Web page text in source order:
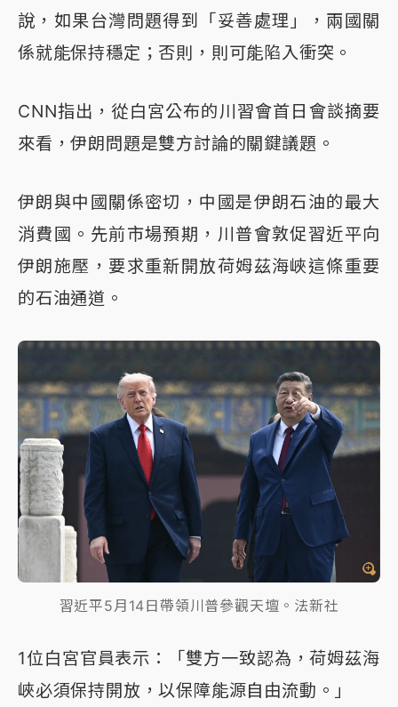
說，如果台灣問題得到「妥善處理」，兩國關
係就能保持穩定；否則，則可能陷入衝突。
CNN指出，從白宮公布的川習會首日會談摘要
來看，伊朗問題是雙方討論的關鍵議題。
伊朗與中國關係密切，中國是伊朗石油的最大
消費國。先前市場預期，川普會敦促習近平向
伊朗施壓，要求重新開放荷姆茲海峽這條重要
的石油通道。
習近平5月14日帶領川普參觀天壇。法新社
1位白宮官員表示：「雙方一致認為，荷姆茲海
峽必須保持開放，以保障能源自由流動。」